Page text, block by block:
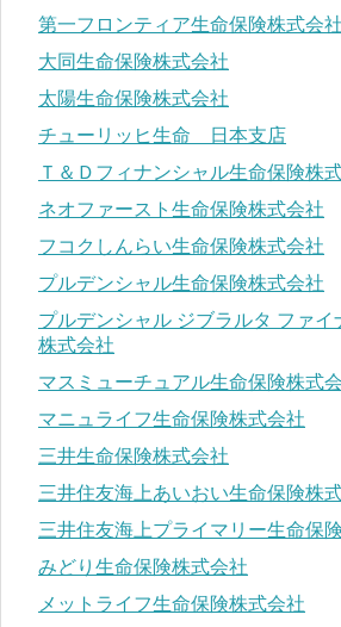
第一フロンティア生命保険株式会社
大同生命保険株式会社
太陽生命保険株式会社
チューリッヒ生命 日本支店
Ｔ＆Ｄフィナンシャル生命保険株
ネオファースト生命保険株式会社
フコクしんらい生命保険株式会社
プルデンシャル生命保険株式会社
プルデンシャル ジブラルタ ファ
株式会社
マスミューチュアル生命保険株式
マニュライフ生命保険株式会社
三井生命保険株式会社
三井住友海上あいおい生命保険株
三井住友海上プライマリー生命保
みどり生命保険株式会社
メットライフ生命保険株式会社